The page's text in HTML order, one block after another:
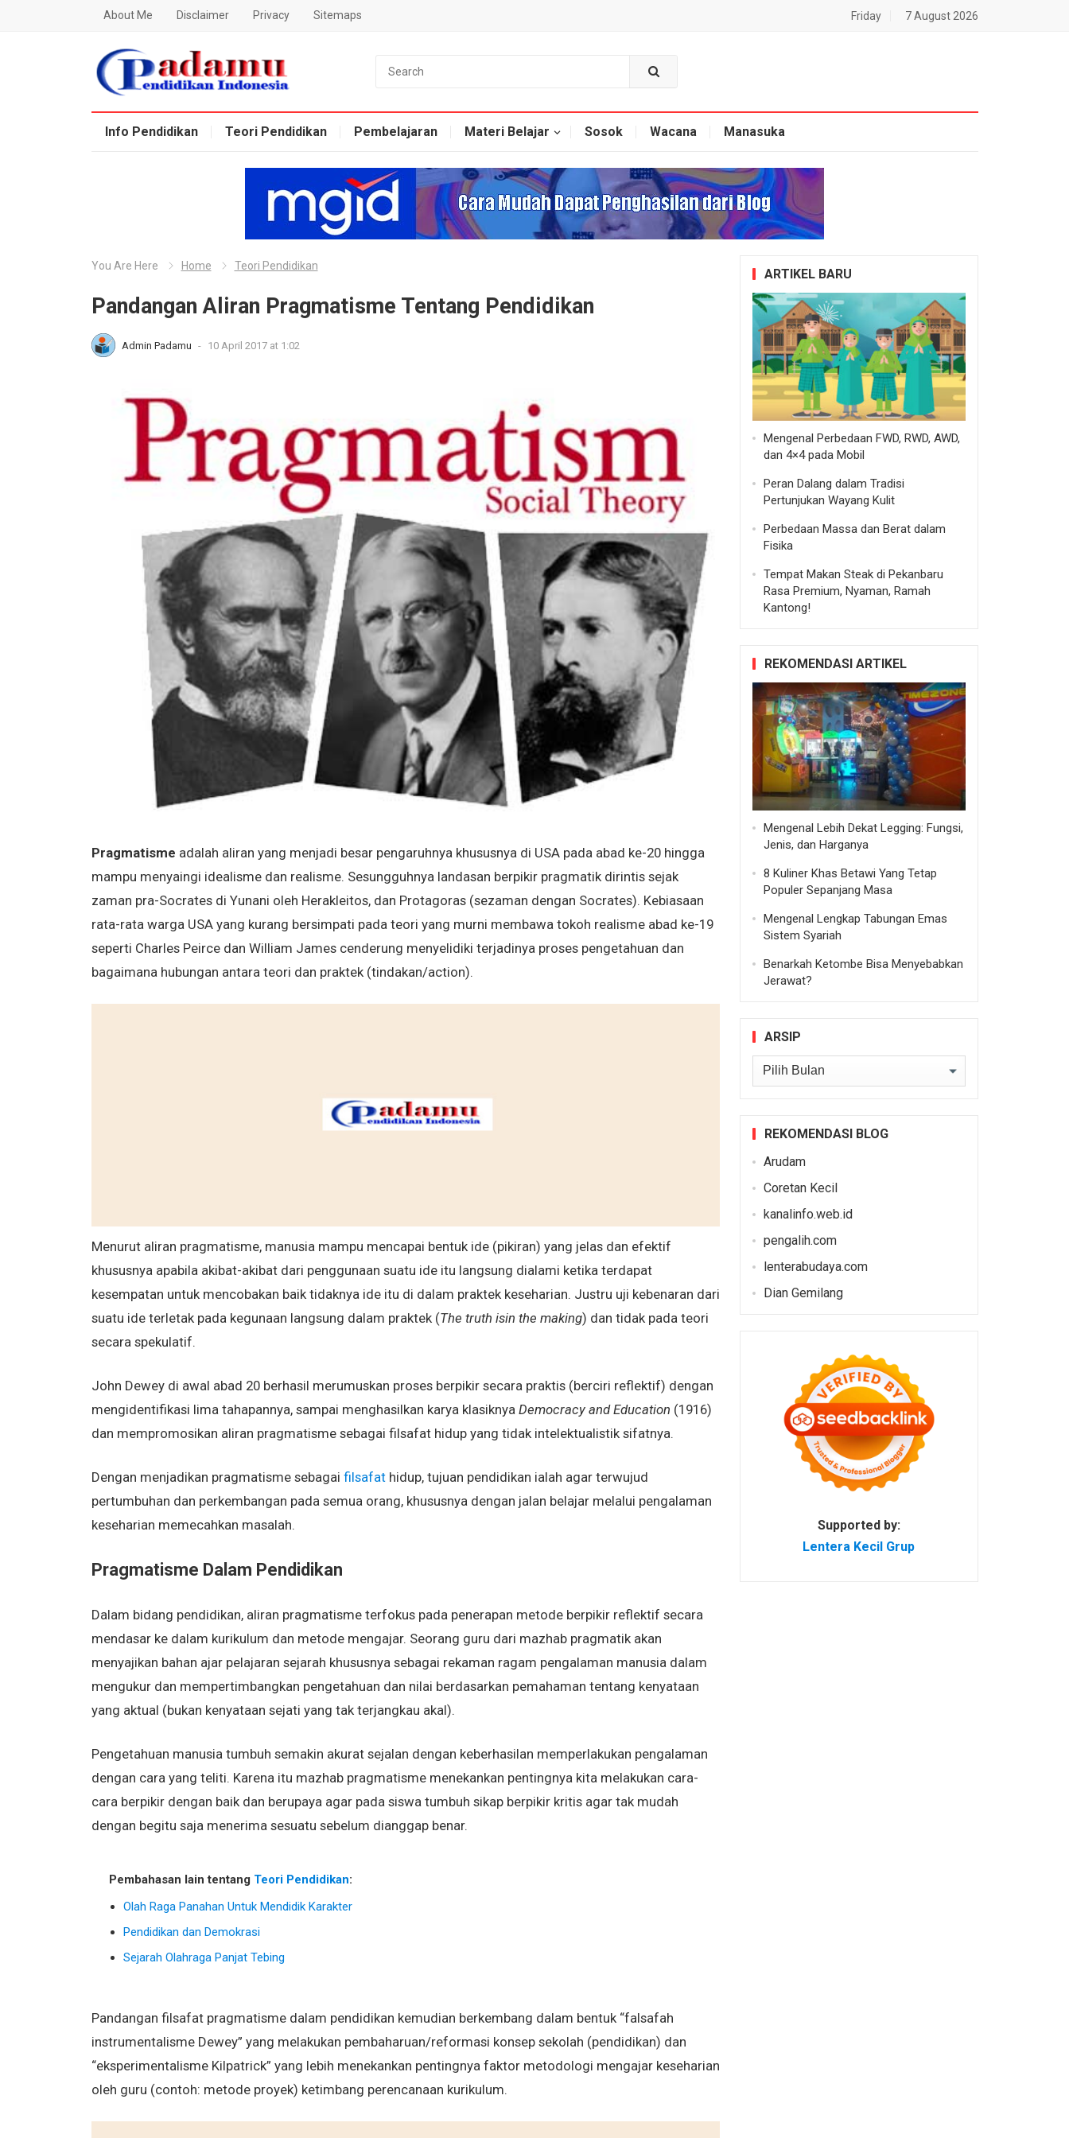
About Me Disclaimer Privacy Sitemaps Friday 7 August 2026
Blog Padamu
Info Pendidikan
Teori Pendidikan Pembelajaran Materi Belajar Sosok Wacana Manasuka
You Are Here Home Teori Pendidikan
Pandangan Aliran Pragmatisme Tentang Pendidikan
Admin Padamu - 10 April 2017 at 1:02
Pragmatisme adalah aliran yang menjadi besar pengaruhnya khususnya di USA pada abad ke-20 hingga
mampu menyaingi idealisme dan realisme. Sesungguhnya landasan berpikir pragmatik dirintis sejak
zaman pra-Socrates di Yunani oleh Herakleitos, dan Protagoras (sezaman dengan Socrates). Kebiasaan
rata-rata warga USA yang kurang bersimpati pada teori yang murni membawa tokoh realisme abad ke-19
seperti Charles Peirce dan William James cenderung menyelidiki terjadinya proses pengetahuan dan
bagaimana hubungan antara teori dan praktek (tindakan/action).
Menurut aliran pragmatisme, manusia mampu mencapai bentuk ide (pikiran) yang jelas dan efektif
khususnya apabila akibat-akibat dari penggunaan suatu ide itu langsung dialami ketika terdapat
kesempatan untuk mencobakan baik tidaknya ide itu di dalam praktek keseharian. Justru uji kebenaran dari
suatu ide terletak pada kegunaan langsung dalam praktek (The truth isin the making) dan tidak pada teori
secara spekulatif.
John Dewey di awal abad 20 berhasil merumuskan proses berpikir secara praktis (berciri reflektif) dengan
mengidentifikasi lima tahapannya, sampai menghasilkan karya klasiknya Democracy and Education (1916)
dan mempromosikan aliran pragmatisme sebagai filsafat hidup yang tidak intelektualistik sifatnya.
Dengan menjadikan pragmatisme sebagai filsafathidup, tujuan pendidikan ialah agar terwujud
pertumbuhan dan perkembangan pada semua orang, khususnya dengan jalan belajar melalui pengalaman
keseharian memecahkan masalah.
Pragmatisme Dalam Pendidikan
Dalam bidang pendidikan, aliran pragmatisme terfokus pada penerapan metode berpikir reflektif secara
mendasar ke dalam kurikulum dan metode mengajar. Seorang guru dari mazhab pragmatik akan
menyajikan bahan ajar pelajaran sejarah khususnya sebagai rekaman ragam pengalaman manusia dalam
mengukur dan mempertimbangkan pengetahuan dan nilai berdasarkan pemahaman tentang kenyataan
yang aktual (bukan kenyataan sejati yang tak terjangkau akal).
Pengetahuan manusia tumbuh semakin akurat sejalan dengan keberhasilan memperlakukan pengalaman
dengan cara yang teliti. Karena itu mazhab pragmatisme menekankan pentingnya kita melakukan cara-
cara berpikir dengan baik dan berupaya agar pada siswa tumbuh sikap berpikir kritis agar tak mudah
dengan begitu saja menerima sesuatu sebelum dianggap benar.
Pembahasan lain tentang Teori Pendidikan:
Olah Raga Panahan Untuk Mendidik Karakter
Pendidikan dan Demokrasi
Sejarah Olahraga Panjat Tebing
Pandangan filsafat pragmatisme dalam pendidikan kemudian berkembang dalam bentuk “falsafah
instrumentalisme Dewey” yang melakukan pembaharuan/reformasi konsep sekolah (pendidikan) dan
“eksperimentalisme Kilpatrick” yang lebih menekankan pentingnya faktor metodologi mengajar keseharian
oleh guru (contoh: metode proyek) ketimbang perencanaan kurikulum.
ARTIKEL BARU
Mengenal Perbedaan FWD, RWD, AWD,
dan 4×4 pada Mobil
Peran Dalang dalam Tradisi
Pertunjukan Wayang Kulit
Perbedaan Massa dan Berat dalam
Fisika
Tempat Makan Steak di Pekanbaru
Rasa Premium, Nyaman, Ramah
Kantong!
REKOMENDASI ARTIKEL
Mengenal Lebih Dekat Legging: Fungsi,
Jenis, dan Harganya
8 Kuliner Khas Betawi Yang Tetap
Populer Sepanjang Masa
Mengenal Lengkap Tabungan Emas
Sistem Syariah
Benarkah Ketombe Bisa Menyebabkan
Jerawat?
ARSIP
Arsip
REKOMENDASI BLOG
Arudam
Coretan Kecil
kanalinfo.web.id
pengalih.com
lenterabudaya.com
Dian Gemilang
Supported by:
Lentera Kecil Grup